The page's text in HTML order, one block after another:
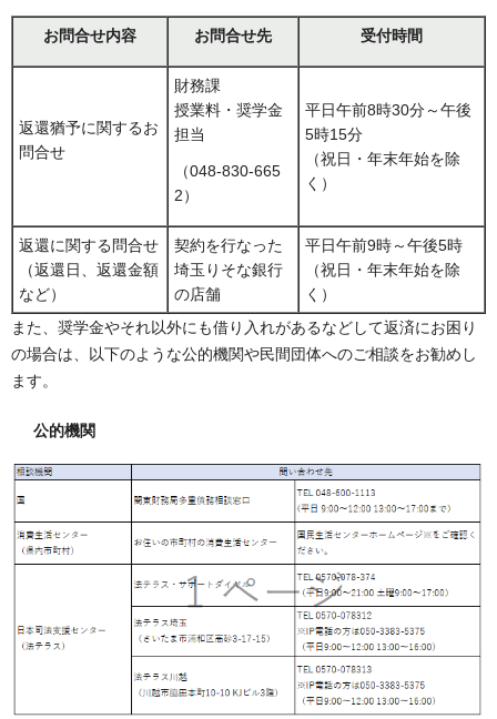
お問合せ内容 お問合せ先 受付時間
返還猶予に関するお
問合せ
財務課
授業料・奨学金
担当
（048-830-665
2）
平日午前8時30分～午後
5時15分
（祝日・年末年始を除
く）
返還に関する問合せ
（返還日、返還金額
など）
契約を行なった
埼玉りそな銀行
の店舗
平日午前9時～午後5時
（祝日・年末年始を除
く）
また、奨学金やそれ以外にも借り入れがあるなどして返済にお困り
の場合は、以下のような公的機関や民間団体へのご相談をお勧めし
ます。
公的機関